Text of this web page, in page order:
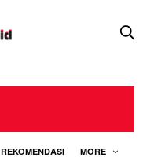
REKOMENDASI MORE